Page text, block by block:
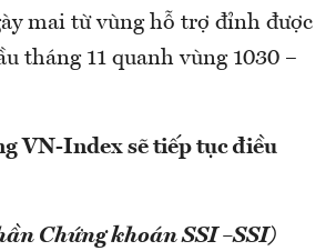
mai từ vùng hỗ trợ đỉnh được
tháng 11 quanh vùng 1030 –
VN-Index sẽ tiếp tục điều
Chứng khoán SSI –SSI)